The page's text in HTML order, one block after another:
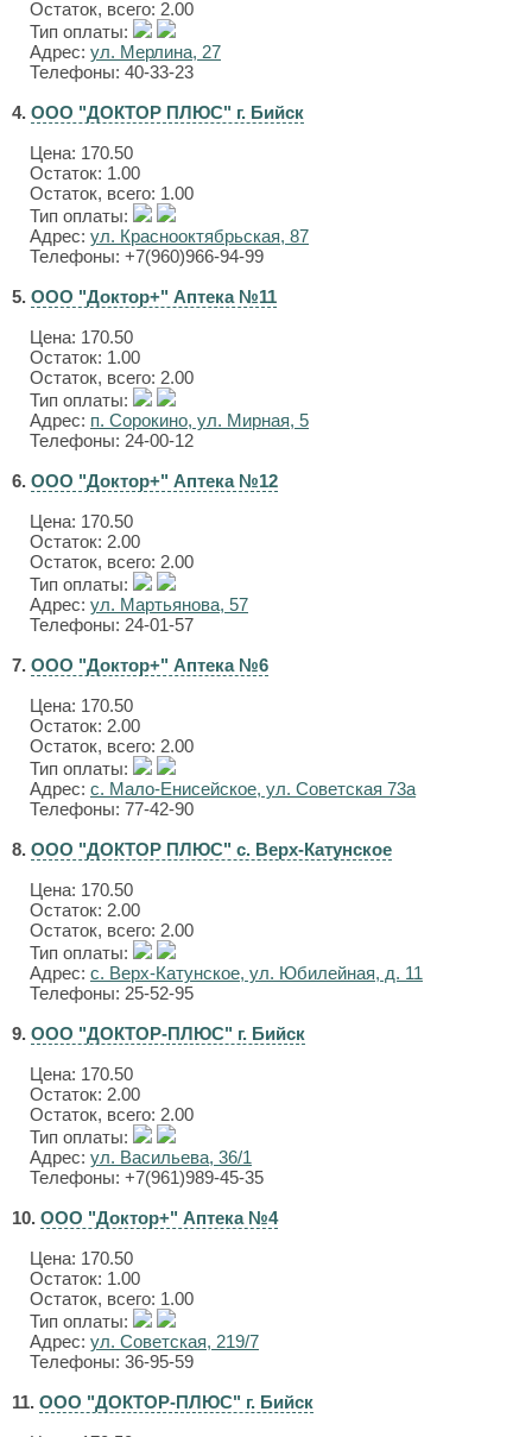
Остаток, всего: 2.00
Тип оплаты:
Адрес: ул. Мерлина, 27
Телефоны: 40-33-23
4. ООО "ДОКТОР ПЛЮС" г. Бийск
Цена: 170.50
Остаток: 1.00
Остаток, всего: 1.00
Тип оплаты:
Адрес: ул. Краснооктябрьская, 87
Телефоны: +7(960)966-94-99
5. ООО "Доктор+" Аптека №11
Цена: 170.50
Остаток: 1.00
Остаток, всего: 2.00
Тип оплаты:
Адрес: п. Сорокино, ул. Мирная, 5
Телефоны: 24-00-12
6. ООО "Доктор+" Аптека №12
Цена: 170.50
Остаток: 2.00
Остаток, всего: 2.00
Тип оплаты:
Адрес: ул. Мартьянова, 57
Телефоны: 24-01-57
7. ООО "Доктор+" Аптека №6
Цена: 170.50
Остаток: 2.00
Остаток, всего: 2.00
Тип оплаты:
Адрес: с. Мало-Енисейское, ул. Советская 73а
Телефоны: 77-42-90
8. ООО "ДОКТОР ПЛЮС" с. Верх-Катунское
Цена: 170.50
Остаток: 2.00
Остаток, всего: 2.00
Тип оплаты:
Адрес: с. Верх-Катунское, ул. Юбилейная, д. 11
Телефоны: 25-52-95
9. ООО "ДОКТОР-ПЛЮС" г. Бийск
Цена: 170.50
Остаток: 2.00
Остаток, всего: 2.00
Тип оплаты:
Адрес: ул. Васильева, 36/1
Телефоны: +7(961)989-45-35
10. ООО "Доктор+" Аптека №4
Цена: 170.50
Остаток: 1.00
Остаток, всего: 1.00
Тип оплаты:
Адрес: ул. Советская, 219/7
Телефоны: 36-95-59
11. ООО "ДОКТОР-ПЛЮС" г. Бийск